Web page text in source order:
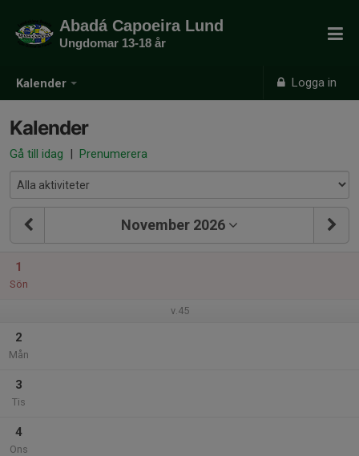
Kalender Logga in
Abadá Capoeira Lund
Ungdomar 13-18 år
Kalender
Gå till idag | Prenumerera
November 2026
1
Sön
v.45
2
Mån
3
Tis
4
Ons